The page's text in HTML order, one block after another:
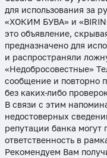
для использования за
«ХОКИМ БУВА» и
это объявление,
предназначено для
и распространяли
«Недобросовестные»
сообщение и повторно
без каких-либо
В связи с этим
недостоверных
репутации банка могут
ответственность в
Рекомендуем Вам